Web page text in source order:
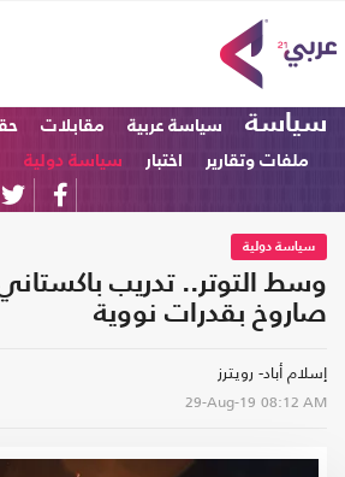
سياسة سياسة عربية مقابلات
ملفات وتقارير
اختبار سياسة دولية
سياسة دولية
وسط التوتر.. تدريب
صاروخ بقدرات نووية
إسلام أباد- رويترز
29-Aug-19 08:12 AM